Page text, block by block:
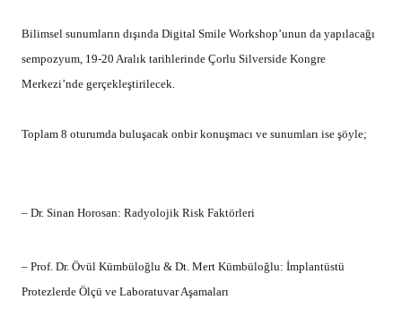
Bilimsel sunumların dışında Digital Smile Workshop’unun da yapılacağı
sempozyum, 19-20 Aralık tarihlerinde Çorlu Silverside Kongre
Merkezi’nde gerçekleştirilecek.
Toplam 8 oturumda buluşacak onbir konuşmacı ve sunumları ise şöyle;
– Dr. Sinan Horosan: Radyolojik Risk Faktörleri
– Prof. Dr. Övül Kümbüloğlu & Dt. Mert Kümbüloğlu: İmplantüstü
Protezlerde Ölçü ve Laboratuvar Aşamaları